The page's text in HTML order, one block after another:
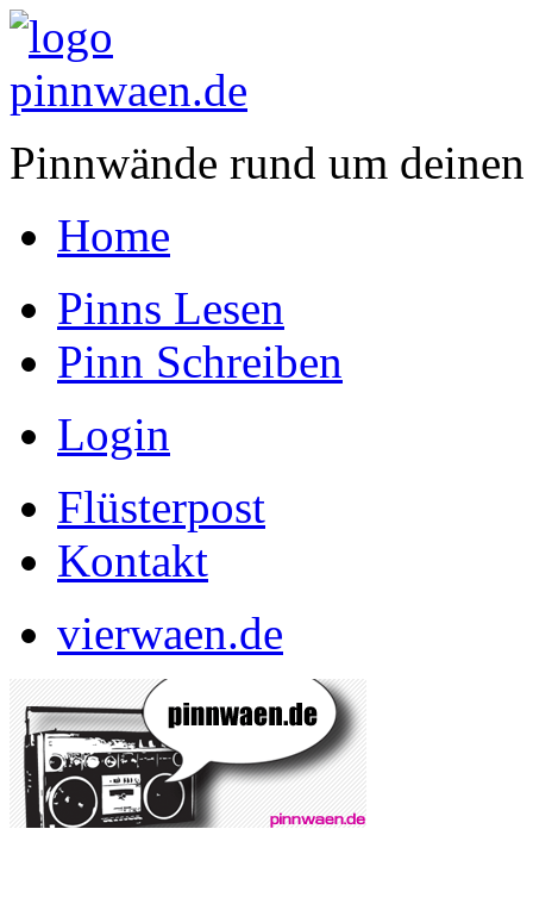
Pinnwände rund um
Home
Pinns Lesen
Pinn Schreiben
Login
Flüsterpost
Kontakt
vierwaen.de